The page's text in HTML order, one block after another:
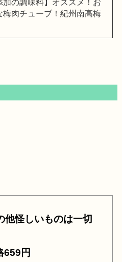
加の調味料】オススメ！お
梅肉チューブ！紀州南高梅
他怪しいものは一切
659円